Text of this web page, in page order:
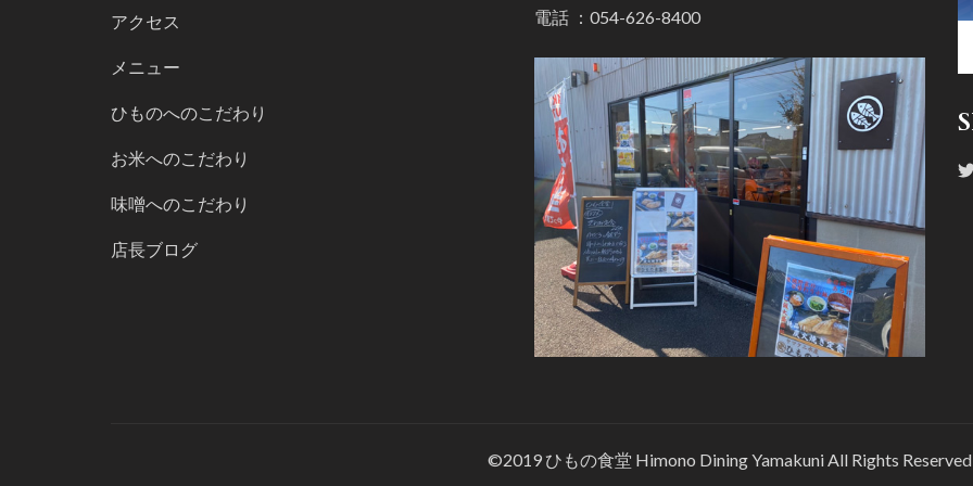
アクセス
メニュー
ひものへのこだわり
お米へのこだわり
味噌へのこだわり
店長ブログ
電話 ： 054-626-8400
©2019 ひもの食堂 Himono Dining Yamakuni All Rights Reserved